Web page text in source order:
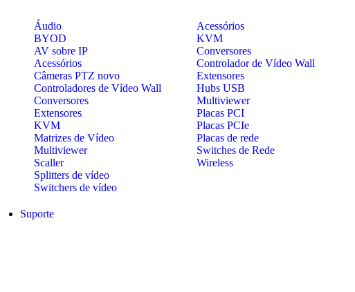
Áudio
BYOD
AV sobre IP
Acessórios
Câmeras PTZ novo
Controladores de Vídeo Wall
Conversores
Extensores
KVM
Matrizes de Vídeo
Multiviewer
Scaller
Splitters de vídeo
Switchers de vídeo
Acessórios
KVM
Conversores
Controlador de Vídeo Wall
Extensores
Hubs USB
Multiviewer
Placas PCI
Placas PCIe
Placas de rede
Switches de Rede
Wireless
Suporte